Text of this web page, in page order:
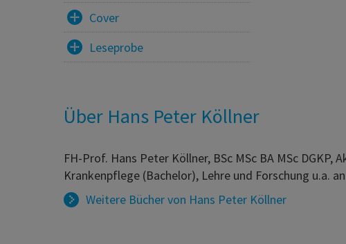
Cover
Leseprobe
Über Hans Peter Köllner
FH-Prof. Hans Peter Köllner, BSc MSc BA MSc
Krankenpflege (Bachelor), Lehre und Forschung u.a.
Weitere Bücher von Hans Peter Köllner